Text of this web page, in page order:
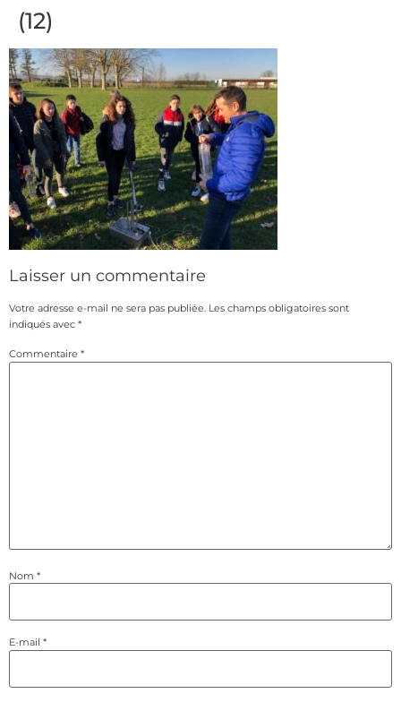
(12)
Laisser un commentaire
Votre adresse e-mail ne sera pas publiée. Les champs obligatoires sont
indiqués avec *
Commentaire *
Nom *
E-mail *